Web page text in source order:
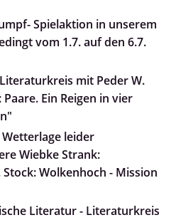
Spielaktion in unserem
vom 1.7. auf den 6.7.
mit Peder W.
Ein Reigen in vier
leider
Wiebke Strank:
Wolkenhoch - Mission
Literatur - Literaturkreis